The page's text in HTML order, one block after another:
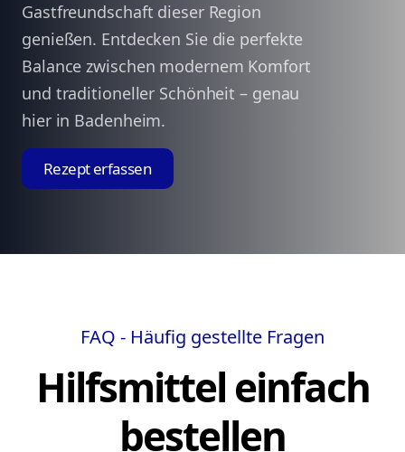
Gastfreundschaft dieser Region
genießen. Entdecken Sie die perfekte
Balance zwischen modernem Komfort
und traditioneller Schönheit – genau
hier in Badenheim.
Rezept erfassen
FAQ - Häufig gestellte Fragen
Hilfsmittel einfach
bestellen